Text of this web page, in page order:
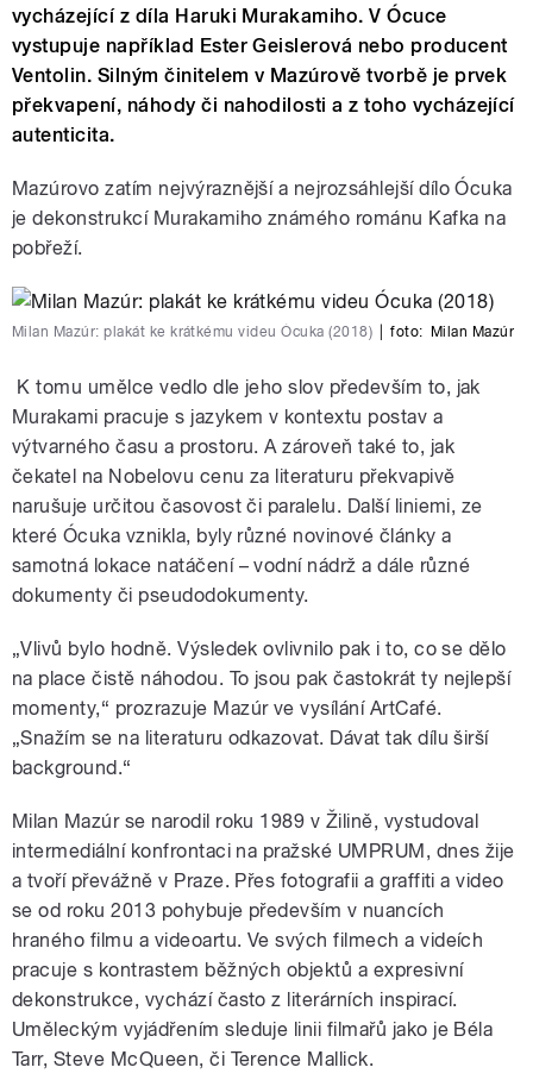
vycházející z díla Haruki Murakamiho. V Ócuce
vystupuje například Ester Geislerová nebo producent
Ventolin. Silným činitelem v Mazúrově tvorbě je prvek
překvapení, náhody či nahodilosti a z toho vycházející
autenticita.
Mazúrovo zatím nejvýraznější a nejrozsáhlejší díloÓcuka
je dekonstrukcí Murakamiho známého románu Kafka na
pobřeží.
Milan Mazúr: plakát ke krátkému videu Ócuka (2018) foto: Milan Mazúr
K tomu umělce vedlo dle jeho slov především to, jak
Murakami pracuje s jazykem v kontextu postav a
výtvarného času a prostoru. A zároveň také to, jak
čekatel na Nobelovu cenu za literaturu překvapivě
narušuje určitou časovost či paralelu. Další liniemi, ze
které Ócuka vznikla, byly různé novinové články a
samotná lokace natáčení – vodní nádrž a dále různé
dokumenty či pseudodokumenty.
„Vlivů bylo hodně. Výsledek ovlivnilo pak i to, co se dělo
na place čistě náhodou. To jsou pak častokrát ty nejlepší
momenty,“ prozrazuje Mazúr ve vysílání ArtCafé.
„Snažím se na literaturu odkazovat. Dávat tak dílu širší
background.“
Milan Mazúr se narodil roku 1989 v Žilině, vystudoval
intermediální konfrontaci na pražské UMPRUM, dnes žije
a tvoří převážně v Praze. Přes fotografii a graffiti a video
se od roku 2013 pohybuje především v nuancích
hraného filmu a videoartu. Ve svých filmech a videích
pracuje s kontrastem běžných objektů a expresivní
dekonstrukce, vychází často z literárních inspirací.
Uměleckým vyjádřením sleduje linii filmařů jako je Béla
Tarr, Steve McQueen, či Terence Mallick.